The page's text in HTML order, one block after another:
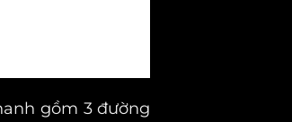
gồm 3 đường